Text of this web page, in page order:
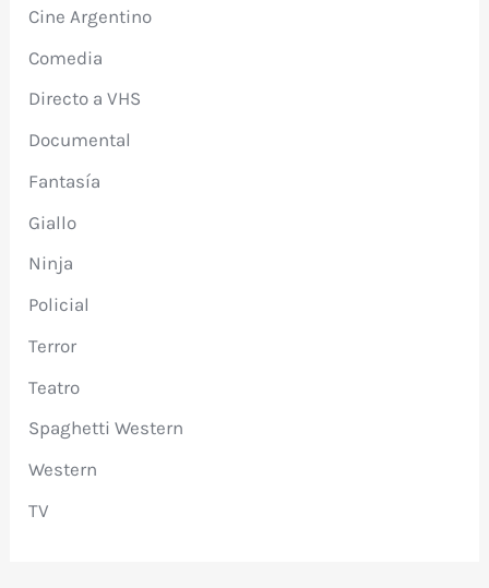
Cine Argentino
Comedia
Directo a VHS
Documental
Fantasía
Giallo
Ninja
Policial
Terror
Teatro
Spaghetti Western
Western
TV